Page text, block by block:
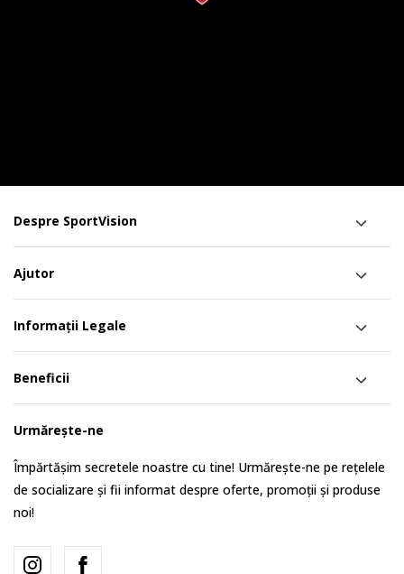
Despre SportVision
Ajutor
Informații Legale
Beneficii
Urmărește-ne
Împărtășim secretele noastre cu tine! Urmărește-ne pe rețelele
de socializare și fii informat despre oferte, promoții și produse
noi!